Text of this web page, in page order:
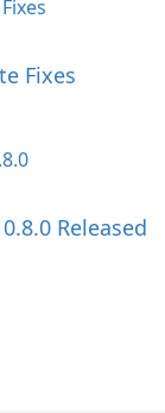
Fixes
Released